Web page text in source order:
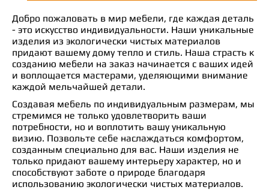
Добро пожаловать в мир мебели, где каждая деталь
- это искусство индивидуальности. Наши уникальные
изделия из экологически чистых материалов
придают вашему дому тепло и стиль. Наша страсть к
созданию мебели на заказ начинается с ваших идей
и воплощается мастерами, уделяющими внимание
каждой мельчайшей детали.
Создавая мебель по индивидуальным размерам, мы
стремимся не только удовлетворить ваши
потребности, но и воплотить вашу уникальную
визию. Позвольте себе наслаждаться комфортом,
созданным специально для вас. Наши изделия не
только придают вашему интерьеру характер, но и
способствуют заботе о природе благодаря
использованию экологически чистых материалов.